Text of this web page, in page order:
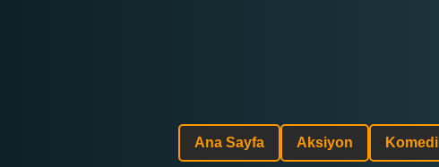
Ana Sayfa Aksiyon Komedi